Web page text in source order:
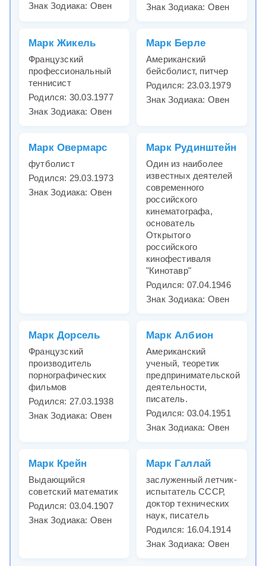
Знак Зодиака: Овен
Знак Зодиака: Овен
Марк Жикель
Французский
профессиональный
теннисист
Родился: 30.03.1977
Знак Зодиака: Овен
Марк Берле
Американский
бейсболист, питчер
Родился: 23.03.1979
Знак Зодиака: Овен
Марк Овермарс
футболист
Родился: 29.03.1973
Знак Зодиака: Овен
Марк Рудинштейн
Один из наиболее
известных деятелей
современного
российского
кинематографа,
основатель
Открытого
российского
кинофестиваля
"Кинотавр"
Родился: 07.04.1946
Знак Зодиака: Овен
Марк Дорсель
Французский
производитель
порнографических
фильмов
Родился: 27.03.1938
Знак Зодиака: Овен
Марк Албион
Американский
ученый, теоретик
предпринимательской
деятельности,
писатель.
Родился: 03.04.1951
Знак Зодиака: Овен
Марк Крейн
Выдающийся
советский математик
Родился: 03.04.1907
Знак Зодиака: Овен
Марк Галлай
заслуженный летчик-
испытатель СССР,
доктор технических
наук, писатель
Родился: 16.04.1914
Знак Зодиака: Овен